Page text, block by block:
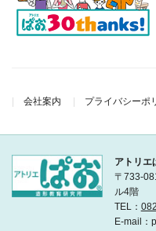
会社案内 プライバシーポ
アトリエ
〒733-
ル4階
TEL：
E-mail：